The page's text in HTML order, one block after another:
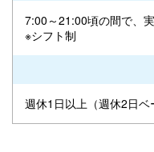
7:00～21:00頃の間で、
※シフト制
週休1日以上（週休2日ベ